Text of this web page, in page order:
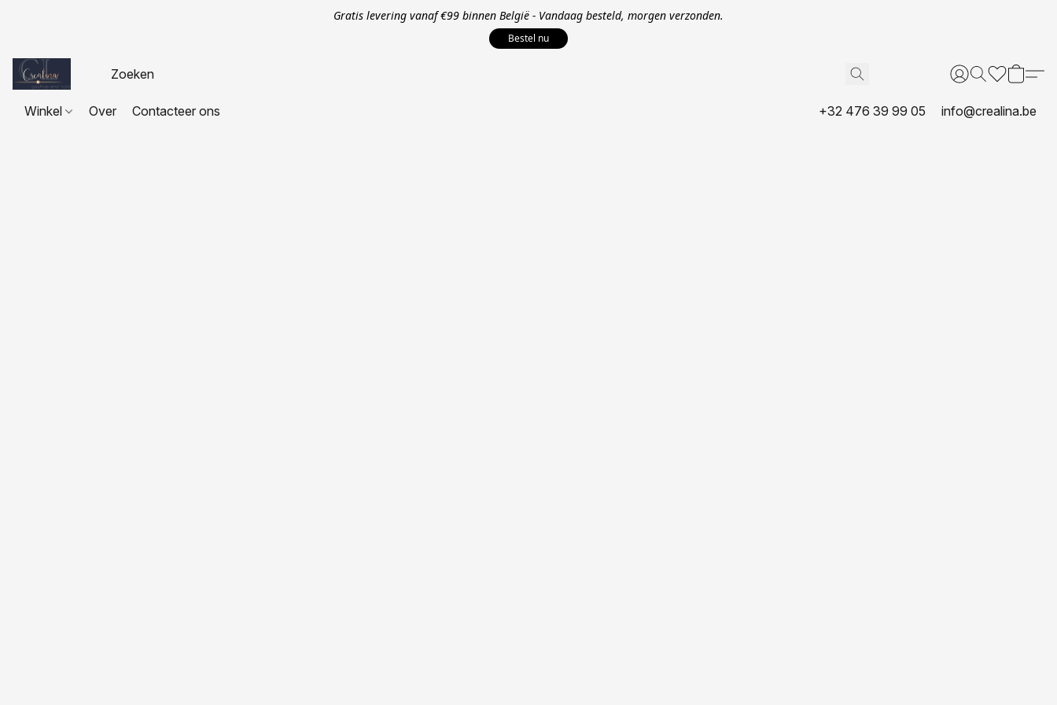
Gratis levering vanaf €99 binnen België - Vandaag besteld, morgen verzonden.
Bestel nu
Winkel Over Contacteer ons +32 476 39 99 05 info@crealina.be